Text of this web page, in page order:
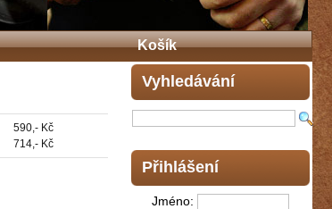
Košík
590,- Kč
714,- Kč
Vyhledávání
Přihlášení
Jméno: